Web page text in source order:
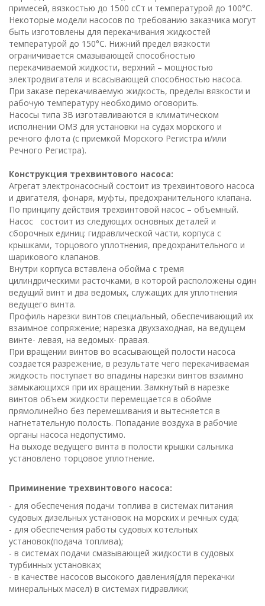
примесей, вязкостью до 1500 сСт и температурой до 100°С.
Некоторые модели насосов по требованию заказчика могут
быть изготовлены для перекачивания жидкостей
температурой до 150°С. Нижний предел вязкости
ограничивается смазывающей способностью
перекачиваемой жидкости, верхний – мощностью
электродвигателя и всасывающей способностью насоса.
При заказе перекачиваемую жидкость, пределы вязкости и
рабочую температуру необходимо оговорить.
Насосы типа 3В изготавливаются в климатическом
исполнении ОМЗ для установки на судах морского и
речного флота (с приемкой Морского Регистра и/или
Речного Регистра).
Конструкция трехвинтового насоса:
Агрегат электронасосный состоит из трехвинтового насоса
и двигателя, фонаря, муфты, предохранительного клапана.
По принципу действия трехвинтовой насос – объемный.
Насос состоит из следующих основных деталей и
сборочных единиц: гидравлической части, корпуса с
крышками, торцового уплотнения, предохранительного и
шарикового клапанов.
Внутри корпуса вставлена обойма с тремя
цилиндрическими расточками, в которой расположены один
ведущий винт и два ведомых, служащих для уплотнения
ведущего винта.
Профиль нарезки винтов специальный, обеспечивающий их
взаимное сопряжение; нарезка двухзаходная, на ведущем
винте- левая, на ведомых- правая.
При вращении винтов во всасывающей полости насоса
создается разрежение, в результате чего перекачиваемая
жидкость поступает во впадины нарезки винтов взаимно
замыкающихся при их вращении. Замкнутый в нарезке
винтов объем жидкости перемещается в обойме
прямолинейно без перемешивания и вытесняется в
нагнетательную полость. Попадание воздуха в рабочие
органы насоса недопустимо.
На выходе ведущего винта в полости крышки сальника
установлено торцовое уплотнение.
Приминение трехвинтового насоса:
- для обеспечения подачи топлива в системах питания
судовых дизельных установок на морских и речных суда;
- для обеспечения работы судовых котельных
установок(подача топлива);
- в системах подачи смазывающей жидкости в судовых
турбинных установках;
- в качестве насосов высокого давления(для перекачки
минеральных масел) в системах гидравлики;